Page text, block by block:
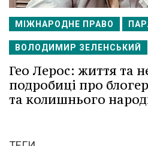
МІЖНАРОДНЕ ПРАВО
ВОЛОДИМИР ЗЕЛЕНСЬКИЙ
Гео Лерос: життя та
подробиці про
та колишнього